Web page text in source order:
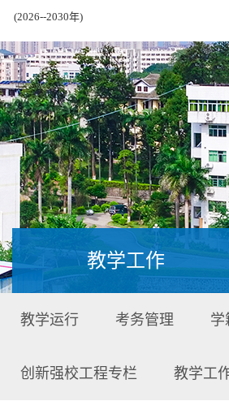
(2026--2030年)
教学工作
教学运行 考务管理 学
创新强校工程专栏 教学工